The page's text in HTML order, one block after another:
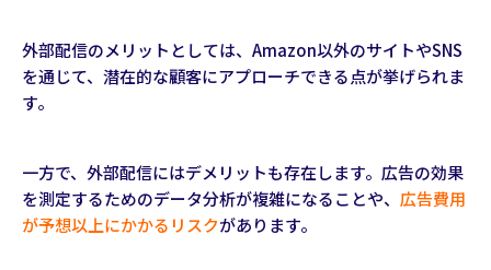
外部配信のメリットとしては、Amazon以外のサイトやSNS
を通じて、潜在的な顧客にアプローチできる点が挙げられま
す。
一方で、外部配信にはデメリットも存在します。広告の効果
を測定するためのデータ分析が複雑になることや、 広告費用
が予想以上にかかるリスクがあります。